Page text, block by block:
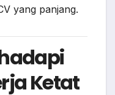
yang panjang.
Ketat